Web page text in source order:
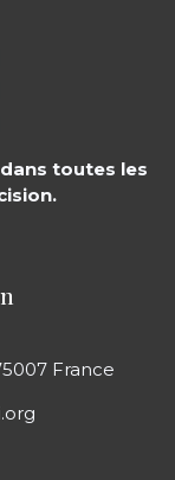
toutes les
France